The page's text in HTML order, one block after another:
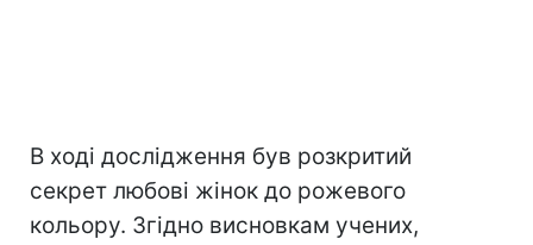
В ході дослідження був розкритий
секрет любові жінок до рожевого
кольору. Згідно висновкам учених,